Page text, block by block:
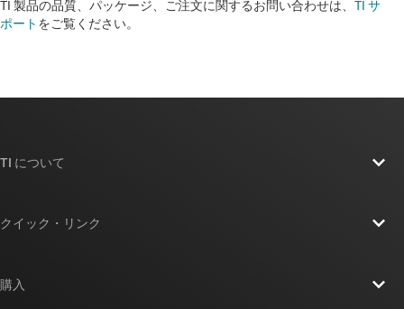
TI 製品の品質、パッケージ、ご注文に関するお問い合わせは、 TI サ
ポート をご覧ください。​​​​​​​​​​​​​​
TI について
クイック・リンク
購入